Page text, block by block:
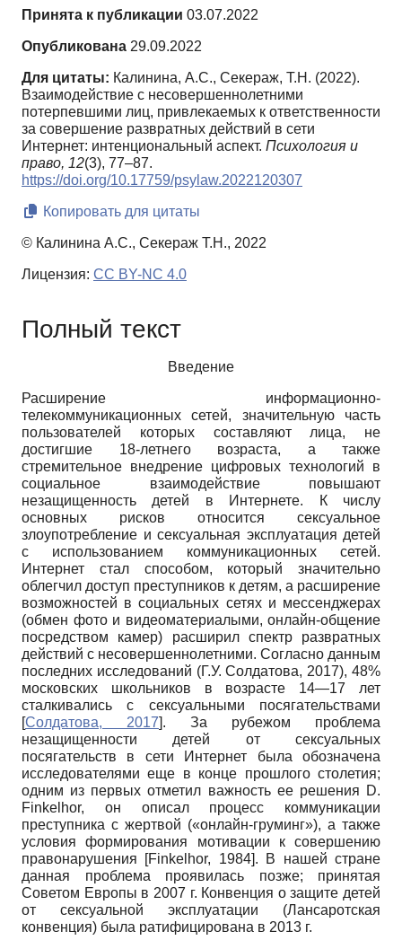
Принята к публикации 03.07.2022
Опубликована 29.09.2022
Для цитаты: Калинина, А.С., Секераж, Т.Н. (2022).
Взаимодействие с несовершеннолетними
потерпевшими лиц, привлекаемых к ответственности
за совершение развратных действий в сети
Интернет: интенциональный аспект. Психология и
право, 12(3), 77–87.
https://doi.org/10.17759/psylaw.2022120307
Копировать для цитаты
© Калинина А.С., Секераж Т.Н., 2022
Лицензия: CC BY-NC 4.0
Полный текст
Введение
Расширение информационно-
телекоммуникационных сетей, значительную часть
пользователей которых составляют лица, не
достигшие 18-летнего возраста, а также
стремительное внедрение цифровых технологий в
социальное взаимодействие повышают
незащищенность детей в Интернете. К числу
основных рисков относится сексуальное
злоупотребление и сексуальная эксплуатация детей
с использованием коммуникационных сетей.
Интернет стал способом, который значительно
облегчил доступ преступников к детям, а расширение
возможностей в социальных сетях и мессенджерах
(обмен фото и видеоматериалыми, онлайн-общение
посредством камер) расширил спектр развратных
действий с несовершеннолетними. Согласно данным
последних исследований (Г.У. Солдатова, 2017), 48%
московских школьников в возрасте 14—17 лет
сталкивались с сексуальными посягательствами
[Солдатова, 2017]. За рубежом проблема
незащищенности детей от сексуальных
посягательств в сети Интернет была обозначена
исследователями еще в конце прошлого столетия;
одним из первых отметил важность ее решения D.
Finkelhor, он описал процесс коммуникации
преступника с жертвой («онлайн-груминг»), а также
условия формирования мотивации к совершению
правонарушения [Finkelhor, 1984]. В нашей стране
данная проблема проявилась позже; принятая
Советом Европы в 2007 г. Конвенция о защите детей
от сексуальной эксплуатации (Лансаротская
конвенция) была ратифицирована в 2013 г.